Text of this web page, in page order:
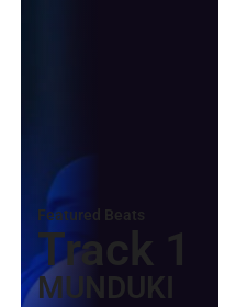
Featured Beats
Track 1
MUNDUKI